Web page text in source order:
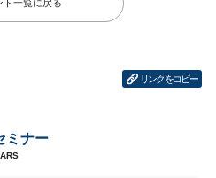
ト一覧に戻る
リンクをコピー
ミナー